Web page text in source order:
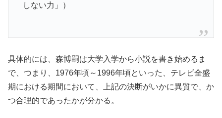
しない力」）
具体的には、森博嗣は大学入学から小説を書き始めるま
で、つまり、1976年頃～1996年頃といった、テレビ全盛
期における期間において、上記の決断がいかに異質で、か
つ合理的であったかが分かる。